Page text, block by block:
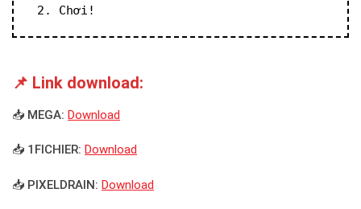
2. Chơi!
📌 Link download:
📥 MEGA: Download
📥 1FICHIER: Download
📥 PIXELDRAIN: Download